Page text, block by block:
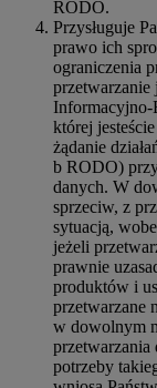
RODO.
Przysługuje
prawo ich
ograniczenia
przetwarzanie
Informacyjno-
której
żądanie
b RODO)
danych. W
sprzeciw, z
sytuacją,
jeżeli
prawnie
produktów i
przetwarzane
w dowolnym
przetwarzania
potrzeby